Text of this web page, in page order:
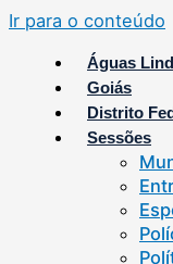
Ir para o conteúdo
Águas
Goiás
Distrito
Sessões